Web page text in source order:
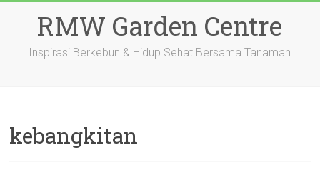
RMW Garden Centre
Inspirasi Berkebun & Hidup Sehat Bersama Tanaman
kebangkitan